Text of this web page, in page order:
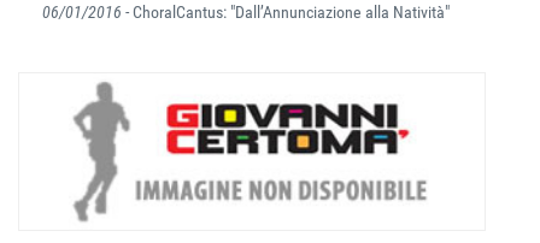
06/01/2016 - ChoralCantus: "Dall’Annunciazione alla Natività"